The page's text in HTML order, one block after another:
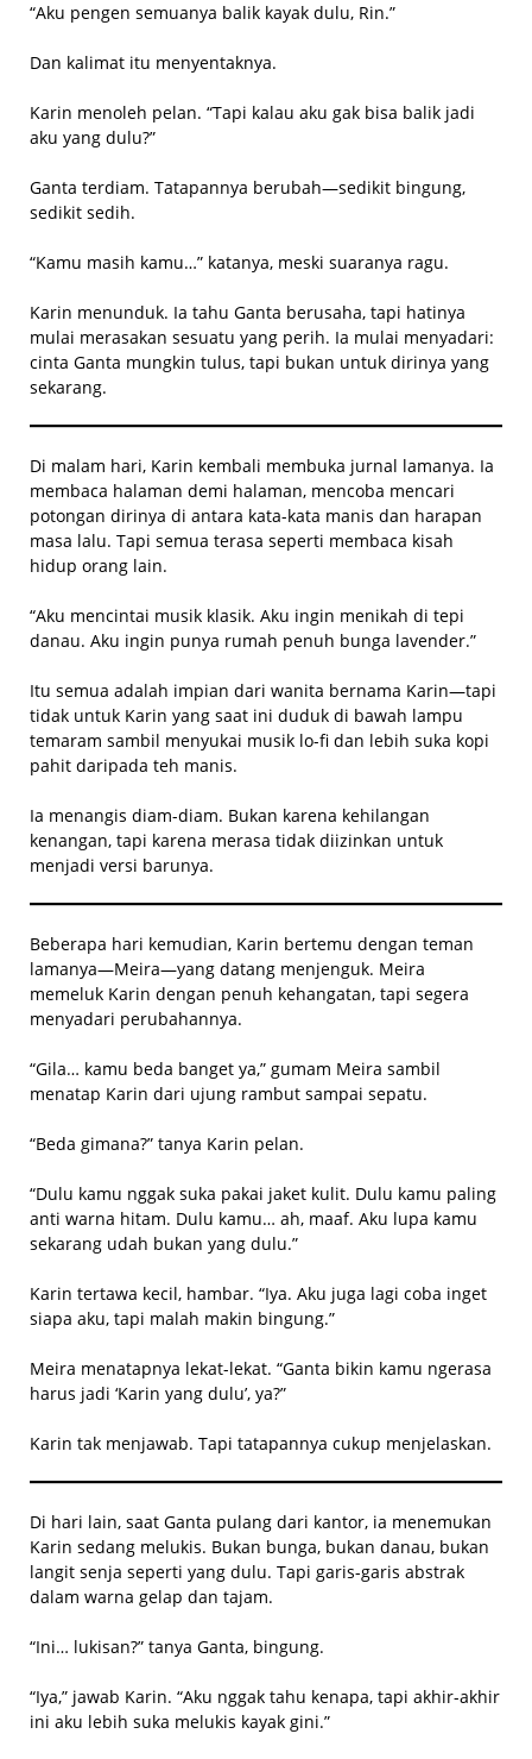
“Aku pengen semuanya balik kayak dulu, Rin.”
Dan kalimat itu menyentaknya.
Karin menoleh pelan. “Tapi kalau aku gak bisa balik jadi
aku yang dulu?”
Ganta terdiam. Tatapannya berubah—sedikit bingung,
sedikit sedih.
“Kamu masih kamu…” katanya, meski suaranya ragu.
Karin menunduk. Ia tahu Ganta berusaha, tapi hatinya
mulai merasakan sesuatu yang perih. Ia mulai menyadari:
cinta Ganta mungkin tulus, tapi bukan untuk dirinya yang
sekarang.
Di malam hari, Karin kembali membuka jurnal lamanya. Ia
membaca halaman demi halaman, mencoba mencari
potongan dirinya di antara kata-kata manis dan harapan
masa lalu. Tapi semua terasa seperti membaca kisah
hidup orang lain.
“Aku mencintai musik klasik. Aku ingin menikah di tepi
danau. Aku ingin punya rumah penuh bunga lavender.”
Itu semua adalah impian dari wanita bernama Karin—tapi
tidak untuk Karin yang saat ini duduk di bawah lampu
temaram sambil menyukai musik lo-fi dan lebih suka kopi
pahit daripada teh manis.
Ia menangis diam-diam. Bukan karena kehilangan
kenangan, tapi karena merasa tidak diizinkan untuk
menjadi versi barunya.
Beberapa hari kemudian, Karin bertemu dengan teman
lamanya—Meira—yang datang menjenguk. Meira
memeluk Karin dengan penuh kehangatan, tapi segera
menyadari perubahannya.
“Gila… kamu beda banget ya,” gumam Meira sambil
menatap Karin dari ujung rambut sampai sepatu.
“Beda gimana?” tanya Karin pelan.
“Dulu kamu nggak suka pakai jaket kulit. Dulu kamu paling
anti warna hitam. Dulu kamu… ah, maaf. Aku lupa kamu
sekarang udah bukan yang dulu.”
Karin tertawa kecil, hambar. “Iya. Aku juga lagi coba inget
siapa aku, tapi malah makin bingung.”
Meira menatapnya lekat-lekat. “Ganta bikin kamu ngerasa
harus jadi ‘Karin yang dulu’, ya?”
Karin tak menjawab. Tapi tatapannya cukup menjelaskan.
Di hari lain, saat Ganta pulang dari kantor, ia menemukan
Karin sedang melukis. Bukan bunga, bukan danau, bukan
langit senja seperti yang dulu. Tapi garis-garis abstrak
dalam warna gelap dan tajam.
“Ini… lukisan?” tanya Ganta, bingung.
“Iya,” jawab Karin. “Aku nggak tahu kenapa, tapi akhir-akhir
ini aku lebih suka melukis kayak gini.”